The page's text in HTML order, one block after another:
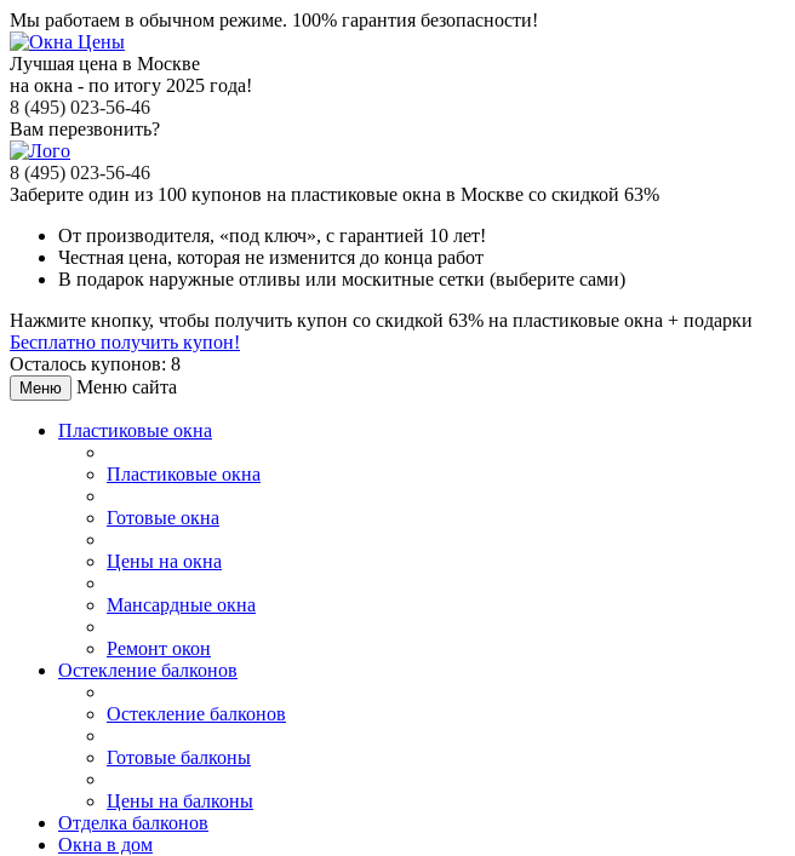
Мы работаем в обычном режиме. 100% гарантия безопасности!
Лучшая цена в Москве
на окна - по итогу 2025 года!
8 (495) 023-56-46
Вам перезвонить?
8 (495) 023-56-46
Заберите один из 100 купонов на пластиковые окна в Москве со скидкой 63%
От производителя, «под ключ», с гарантией 10 лет!
Честная цена, которая не изменится до конца работ
В подарок наружные отливы или москитные сетки (выберите сами)
Нажмите кнопку, чтобы получить купон со скидкой 63% на пластиковые окна + подарки
Бесплатно получить купон!
Осталось купонов: 8
Меню Меню сайта
Пластиковые окна
Пластиковые окна
Готовые окна
Цены на окна
Мансардные окна
Ремонт окон
Остекление балконов
Остекление балконов
Готовые балконы
Цены на балконы
Отделка балконов
Окна в дом